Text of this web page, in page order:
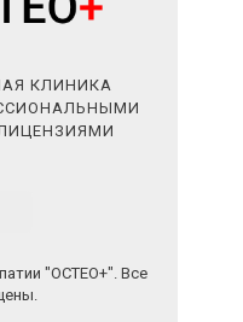
КЛИНИКА
"ОСТЕО+". Все